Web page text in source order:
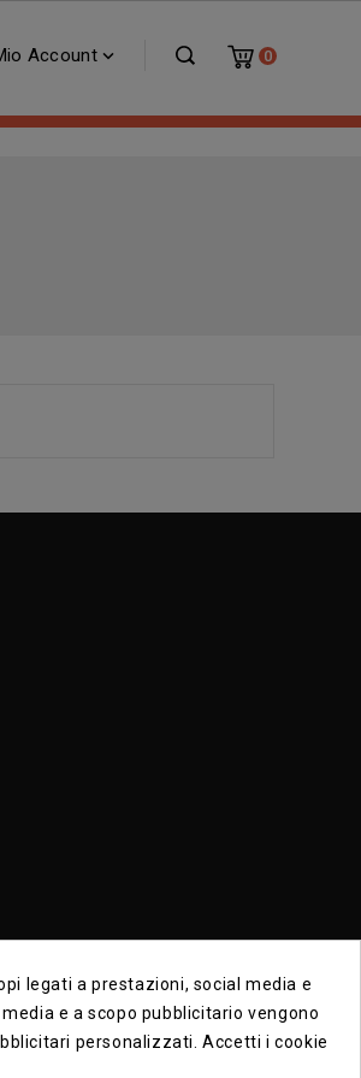
0
Account 
legati a prestazioni, social media e
e a scopo pubblicitario vengono
personalizzati. Accetti i cookie